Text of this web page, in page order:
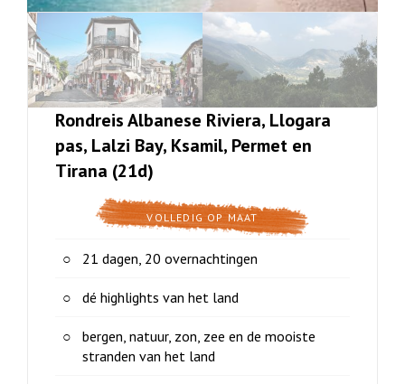
Rondreis Albanese Riviera, Llogara
pas, Lalzi Bay, Ksamil, Permet en
Tirana (21d)
VOLLEDIG OP MAAT
21 dagen, 20 overnachtingen
dé highlights van het land
bergen, natuur, zon, zee en de mooiste
stranden van het land